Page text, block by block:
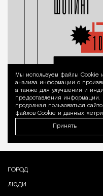
Мы используем файлы Сookie
анализа информации о
а также для улучшения и
предоставления
продолжая пользоваться
файлов Cookie и данных
Принять
ГОРОД
ЛЮДИ